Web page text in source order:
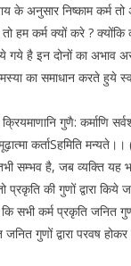
के अनुसार निष्काम कर्म
तो हम कर्म क्यों करे ?
गये है इन दोनों का अभाव
का समाधान करते हुये
गुणै: कर्माणि
कर्ताSहमिति
सम्भव है, जब व्यक्ति यह
प्रकृति की गुणों द्वारा किये
सभी कर्म प्रकृति जनित गुणो
गुणों द्वारा परवष